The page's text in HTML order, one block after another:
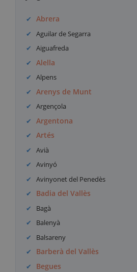
Abrera
Aguilar de Segarra
Aiguafreda
Alella
Alpens
Arenys de Munt
Argençola
Argentona
Artés
Avià
Avinyó
Avinyonet del Penedès
Badia del Vallès
Bagà
Balenyà
Balsareny
Barberà del Vallès
Begues